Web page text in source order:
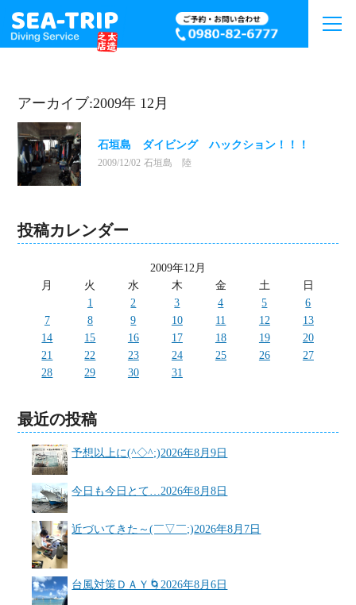
アーカイブ:2009年 12月
石垣島 ダイビング ハックション！！！
2009/12/02 石垣島 陸
投稿カレンダー
2009年12月
月
火 水 木 金 土
日
1
2 3 4 5
6
7
8 9 10 11 12
13
14
15 16 17 18 19
20
21
22 23 24 25 26
27
28
29 30 31
最近の投稿
予想以上に(^◇^;)2026年8月9日
今日も今日とて…2026年8月8日
近づいてきた～(￣▽￣;)2026年8月7日
台風対策ＤＡＹ🌀2026年8月6日